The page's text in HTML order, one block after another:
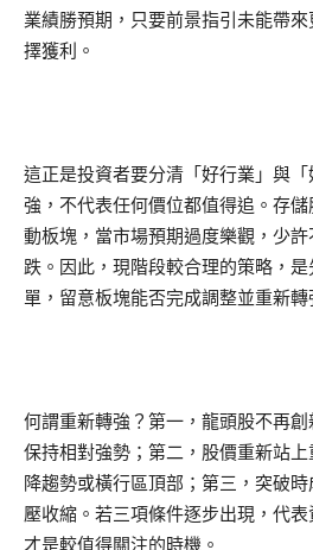
業績勝預期，只要前景指引未能帶
擇獲利。
這正是投資者要分清「好行業」與
強，不代表任何價位都值得追。存
動板塊，當市場預期過度樂觀，少
跌。因此，現階段較合理的策略，
單，留意板塊能否完成調整並重新轉
何謂重新轉強？第一，龍頭股不再
保持相對強勢；第二，股價重新站
降趨勢或橫行區頂部；第三，突破
壓收縮。若三項條件逐步出現，代
才是較值得關注的時機。